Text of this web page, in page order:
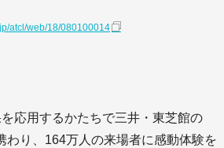
atcl/web/18/080100014
応用するかたちで三井・東芝館の
わり、164万人の来場者に感動体験を